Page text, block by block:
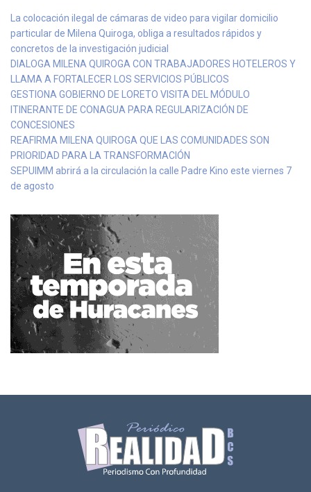
La colocación ilegal de cámaras de video para vigilar domicilio
particular de Milena Quiroga, obliga a resultados rápidos y
concretos de la investigación judicial
DIALOGA MILENA QUIROGA CON TRABAJADORES HOTELEROS Y
LLAMA A FORTALECER LOS SERVICIOS PÚBLICOS
GESTIONA GOBIERNO DE LORETO VISITA DEL MÓDULO
ITINERANTE DE CONAGUA PARA REGULARIZACIÓN DE
CONCESIONES
REAFIRMA MILENA QUIROGA QUE LAS COMUNIDADES SON
PRIORIDAD PARA LA TRANSFORMACIÓN
SEPUIMM abrirá a la circulación la calle Padre Kino este viernes 7
de agosto